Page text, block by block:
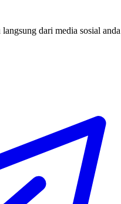
dari media sosial anda